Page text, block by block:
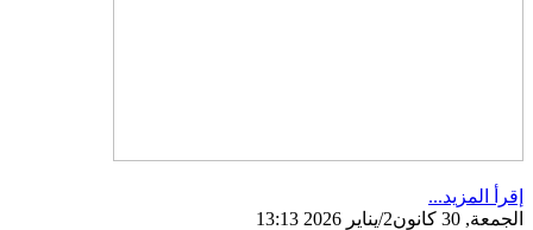
إقرأ المزيد...
الجمعة, 30 كانون2/يناير 2026 13:13